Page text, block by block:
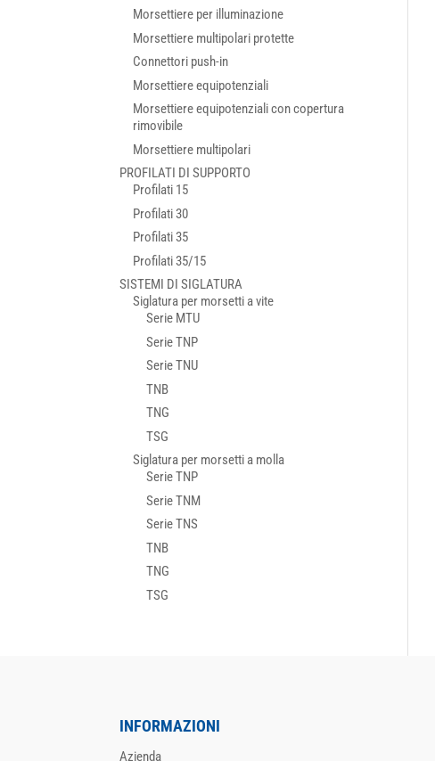
Morsettiere per illuminazione
Morsettiere multipolari protette
Connettori push-in
Morsettiere equipotenziali
Morsettiere equipotenziali con copertura
rimovibile
Morsettiere multipolari
PROFILATI DI SUPPORTO
Profilati 15
Profilati 30
Profilati 35
Profilati 35/15
SISTEMI DI SIGLATURA
Siglatura per morsetti a vite
Serie MTU
Serie TNP
Serie TNU
TNB
TNG
TSG
Siglatura per morsetti a molla
Serie TNP
Serie TNM
Serie TNS
TNB
TNG
TSG
INFORMAZIONI
Azienda